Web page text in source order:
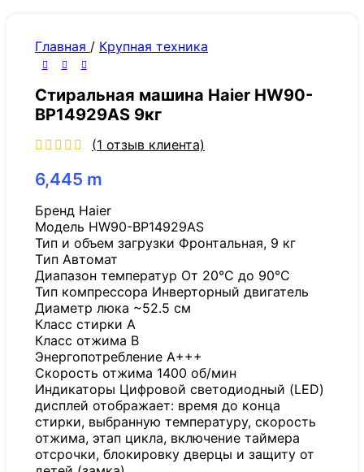
Главная / Крупная техника
Стиральная машина Haier HW90-
BP14929AS 9кг
(1 отзыв клиента)
6,445 m
Бренд Haier
Модель HW90-BP14929AS
Тип и объем загрузки Фронтальная, 9 кг
Tип Автомат
Диапазон температур От 20°C до 90°C
Тип компрессора Инверторный двигатель
Диаметр люка ~52.5 см
Класс стирки A
Класс отжима B
Энергопотребление A+++
Скорость отжима 1400 об/мин
Индикаторы Цифровой светодиодный (LED)
дисплей отображает: время до конца
стирки, выбранную температуру, скорость
отжима, этап цикла, включение таймера
отсрочки, блокировку дверцы и защиту от